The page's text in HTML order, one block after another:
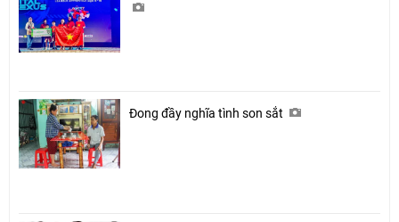
Đong đầy nghĩa tình son sắt